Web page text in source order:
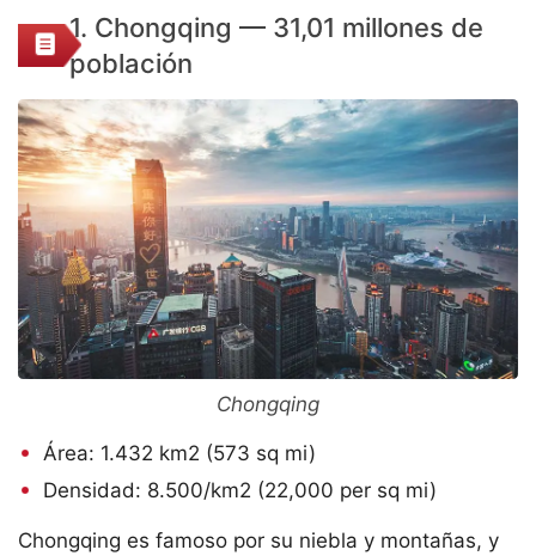
1. Chongqing — 31,01 millones de
población
Chongqing
Área: 1.432 km2 (573 sq mi)
Densidad: 8.500/km2 (22,000 per sq mi)
Chongqing es famoso por su niebla y montañas, y